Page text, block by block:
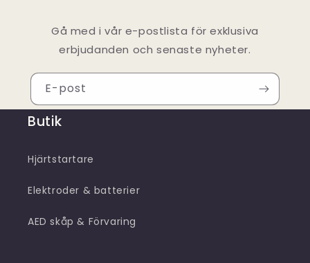
Gå med i vår e-postlista för exklusiva
erbjudanden och senaste nyheter.
E-post
Butik
Hjärtstartare
Elektroder & batterier
AED skåp & Förvaring